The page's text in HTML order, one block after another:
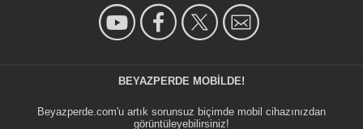
BEYAZPERDE MOBILDE!
Beyazperde.com'u artık sorunsuz biçimde mobil cihazınızdan
görüntüleyebilirsiniz!